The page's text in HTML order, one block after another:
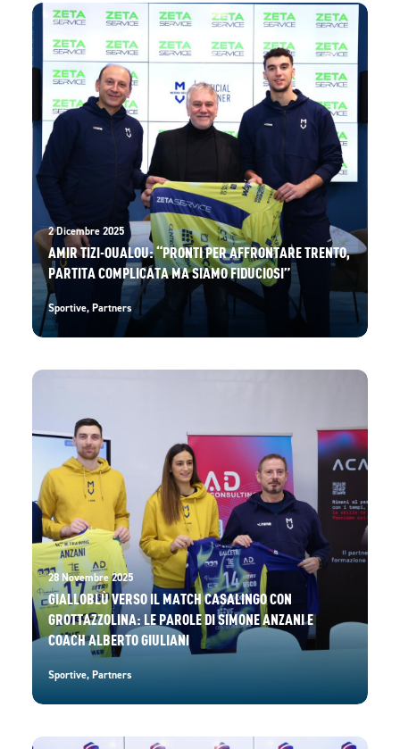
2 Dicembre 2025
AMIR TIZI-OUALOU: “PRONTI PER AFFRONTARE TRENTO,
PARTITA COMPLICATA MA SIAMO FIDUCIOSI”
Sportive,Partners
28 Novembre 2025
GIALLOBLÙ VERSO IL MATCH CASALINGO CON
GROTTAZZOLINA: LE PAROLE DI SIMONE ANZANI E
COACH ALBERTO GIULIANI
Sportive,Partners